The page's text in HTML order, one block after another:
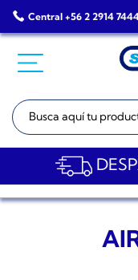
Saltar
al
Central +56 2 2914
Buscar: